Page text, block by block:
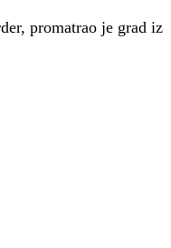
promatrao je grad iz